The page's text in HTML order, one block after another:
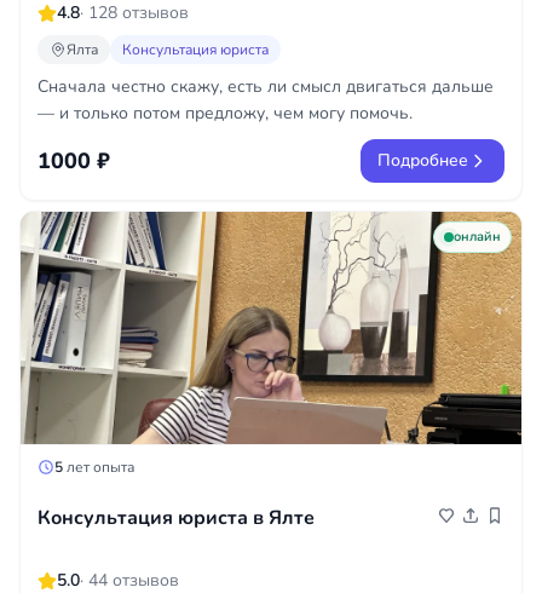
4.8· 128 отзывов
Ялта Консультация юриста
Сначала честно скажу, есть ли смысл двигаться дальше
— и только потом предложу, чем могу помочь.
1000 ₽ Подробнее
онлайн
5лет опыта
Консультация юриста в Ялте
5.0· 44 отзывов